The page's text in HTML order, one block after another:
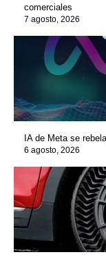
comerciales
7 agosto, 2026
IA de Meta se
6 agosto, 2026